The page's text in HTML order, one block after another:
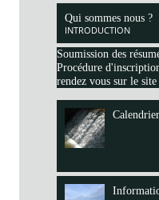
Qui sommes nous ?
INTRODUCTION
Soumission des
Procédure
rendez vous sur le
Calendrier